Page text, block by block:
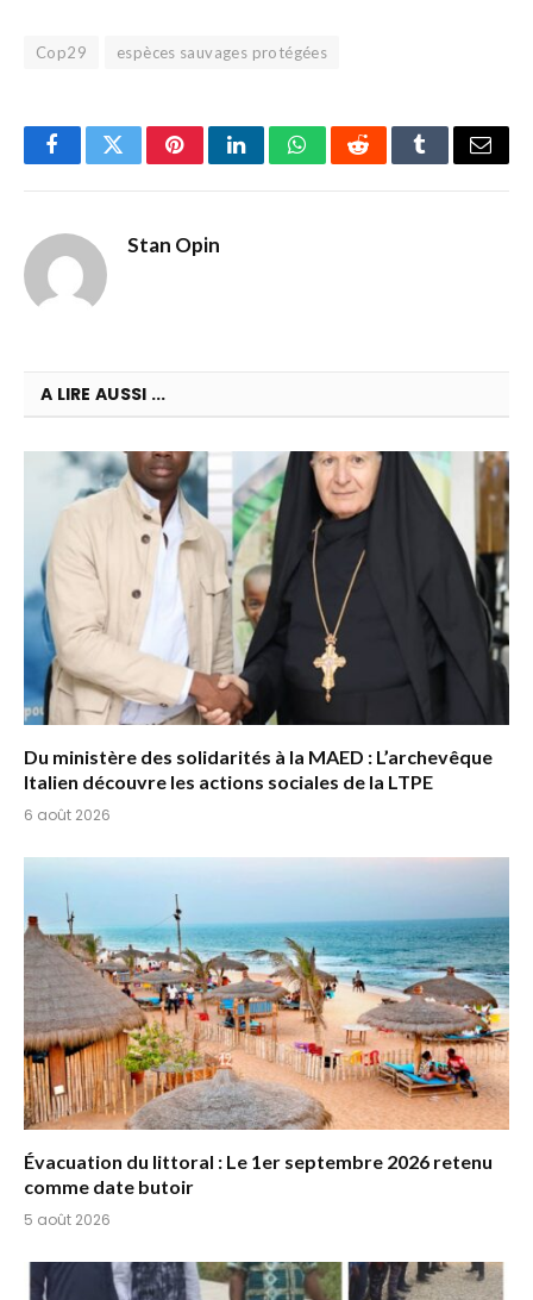
Cop29 espèces sauvages protégées
FacebookTwitterPinterestLinkedInWhatsAppRedditTumblrEmail
Stan Opin
A LIRE AUSSI ...
Du ministère des solidarités à la MAED : L’archevêque
Italien découvre les actions sociales de la LTPE
6 août 2026
Évacuation du littoral : Le 1er septembre 2026 retenu
comme date butoir
5 août 2026